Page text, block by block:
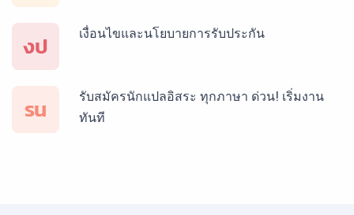
บริการรับแปลภาษาสเปน ราคาเริ่มต้น 150฿
บริการรับแปลภาษาเยอรมัน ราคาเริ่มต้น 150฿
งป เงื่อนไขและนโยบายการรับประกัน
รน
รับสมัครนักแปลอิสระ ทุกภาษา ด่วน! เริ่มงาน
ทันที